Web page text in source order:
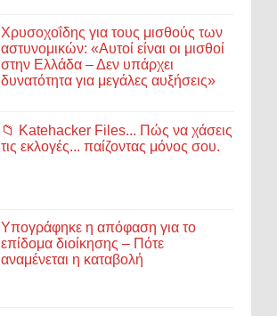
Χρυσοχοΐδης για τους μισθούς των
αστυνομικών: «Αυτοί είναι οι μισθοί
στην Ελλάδα – Δεν υπάρχει
δυνατότητα για μεγάλες αυξήσεις»
📁 Katehacker Files... Πώς να χάσεις
τις εκλογές... παίζοντας μόνος σου.
Υπογράφηκε η απόφαση για το
επίδομα διοίκησης – Πότε
αναμένεται η καταβολή